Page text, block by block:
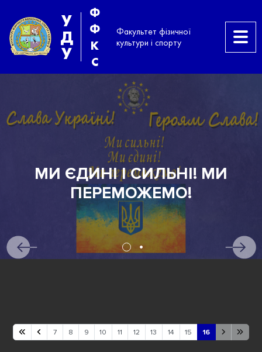
У
Д
У
Ф
Ф
К
С
Факультет фізичної
культури і спорту
МИ ЄДИНІ І СИЛЬНІ! МИ
ПЕРЕМОЖЕМО!
7 8 9 10 11 12 13 14 15 16